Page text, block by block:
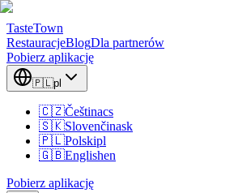
TasteTown
RestauracjeBlogDla partnerów
Pobierz aplikację
🇵🇱pl
🇨🇿Češtinacs
🇸🇰Slovenčinask
🇵🇱Polskipl
🇬🇧Englishen
Pobierz aplikację